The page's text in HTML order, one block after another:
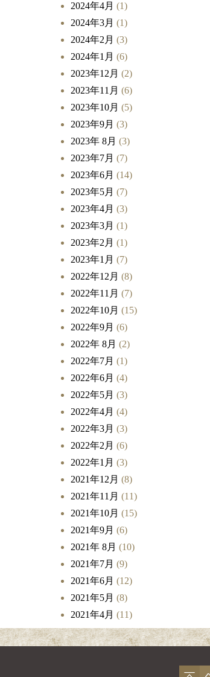
2024年4月 (1)
2024年3月 (1)
2024年2月 (3)
2024年1月 (6)
2023年12月 (2)
2023年11月 (6)
2023年10月 (5)
2023年9月 (3)
2023年 8月 (3)
2023年7月 (7)
2023年6月 (14)
2023年5月 (7)
2023年4月 (3)
2023年3月 (1)
2023年2月 (1)
2023年1月 (7)
2022年12月 (8)
2022年11月 (7)
2022年10月 (15)
2022年9月 (6)
2022年 8月 (2)
2022年7月 (1)
2022年6月 (4)
2022年5月 (3)
2022年4月 (4)
2022年3月 (3)
2022年2月 (6)
2022年1月 (3)
2021年12月 (8)
2021年11月 (11)
2021年10月 (15)
2021年9月 (6)
2021年 8月 (10)
2021年7月 (9)
2021年6月 (12)
2021年5月 (8)
2021年4月 (11)